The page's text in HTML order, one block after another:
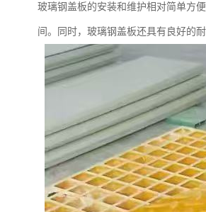
玻璃钢盖板的安装和维护相对简单方
间。同时，玻璃钢盖板还具有良好的